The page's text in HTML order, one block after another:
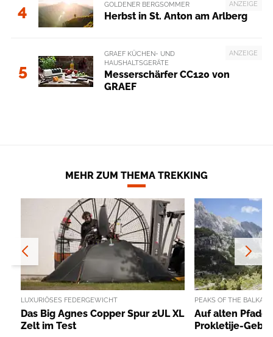
4 ANZEIGE
GOLDENER BERGSOMMER
Herbst in St. Anton am Arlberg
5
ANZEIGE
GRAEF KÜCHEN- UND
HAUSHALTSGERÄTE
Messerschärfer CC120 von
GRAEF
MEHR ZUM THEMA TREKKING
LUXURIÖSES FEDERGEWICHT
Das Big Agnes Copper Spur 2UL XL
Zelt im Test
PEAKS OF THE BALKANS
Auf alten
Prokletije-